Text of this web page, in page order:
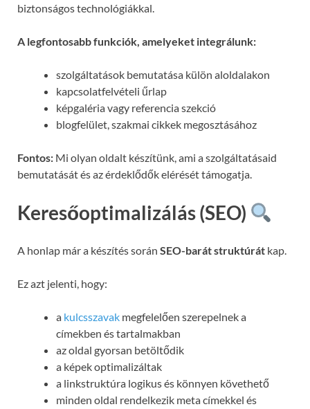
biztonságos technológiákkal.
A legfontosabb funkciók, amelyeket integrálunk:
szolgáltatások bemutatása külön aloldalakon
kapcsolatfelvételi űrlap
képgaléria vagy referencia szekció
blogfelület, szakmai cikkek megosztásához
Fontos: Mi olyan oldalt készítünk, ami a szolgáltatásaid
bemutatását és az érdeklődők elérését támogatja.
Keresőoptimalizálás (SEO)
A honlap már a készítés során SEO-barát struktúrát kap.
Ez azt jelenti, hogy:
a kulcsszavak megfelelően szerepelnek a
címekben és tartalmakban
az oldal gyorsan betöltődik
a képek optimalizáltak
a linkstruktúra logikus és könnyen követhető
minden oldal rendelkezik meta címekkel és